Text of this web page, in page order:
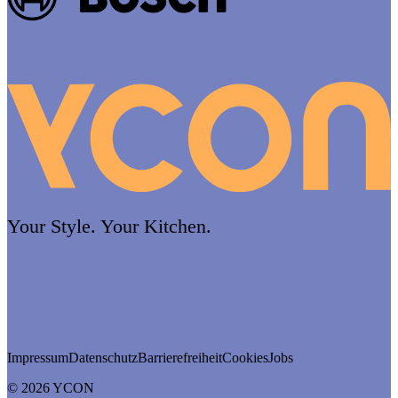
Your Style. Your Kitchen.
ImpressumDatenschutzBarrierefreiheitCookiesJobs
© 2026 YCON